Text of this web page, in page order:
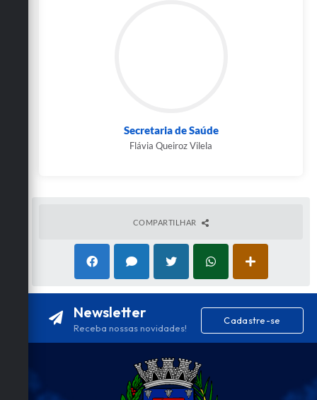
Secretaria de Saúde
Flávia Queiroz Vilela
COMPARTILHAR
Newsletter
Receba nossas novidades!
Cadastre-se